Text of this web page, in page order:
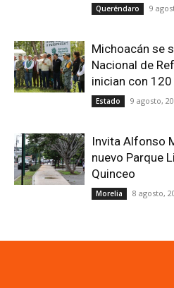
Queréndaro 9
Michoacán se
Nacional de
inician con 120
Estado 9 agosto,
Invita Alfonso
nuevo Parque
Quinceo
Morelia 8 agosto,